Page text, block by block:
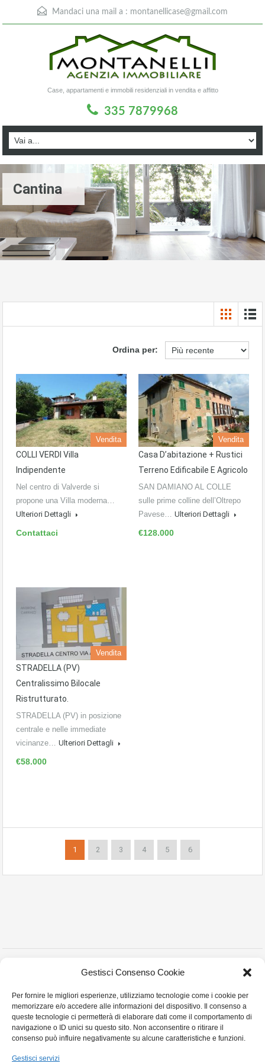
Gestisci Consenso Cookie
Per fornire le migliori esperienze, utilizziamo tecnologie come i cookie per
memorizzare e/o accedere alle informazioni del dispositivo. Il consenso a
queste tecnologie ci permetterà di elaborare dati come il comportamento di
navigazione o ID unici su questo sito. Non acconsentire o ritirare il
consenso può influire negativamente su alcune caratteristiche e funzioni.
Gestisci servizi
Mandaci una mail a : montanellicase@gmail.com
Case, appartamenti e immobili residenziali in vendita e affitto
335 7879968
Cantina
Ordina per:
Vendita
COLLI VERDI Villa
Indipendente
Nel centro di Valverde si
propone una Villa moderna…
Ulteriori Dettagli
Contattaci
Vendita
Casa D’abitazione + Rustici
Terreno Edificabile E Agricolo
SAN DAMIANO AL COLLE
sulle prime colline dell’Oltrepo
Pavese… Ulteriori Dettagli
€128.000
Vendita
STRADELLA (PV)
Centralissimo Bilocale
Ristrutturato.
STRADELLA (PV) in posizione
centrale e nelle immediate
vicinanze… Ulteriori Dettagli
€58.000
1 2 3 4 5 6
Copyright © 2023 Montanelli Agenzia Immobiliare
255413- Cell:3357879968 Email:montanellicase@gmail.com - Privacy Policy
Cookie Policy